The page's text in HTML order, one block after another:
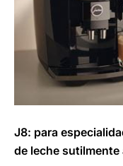
J8: para
de leche sutilmente